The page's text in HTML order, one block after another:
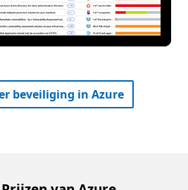
beveiliging in Azure